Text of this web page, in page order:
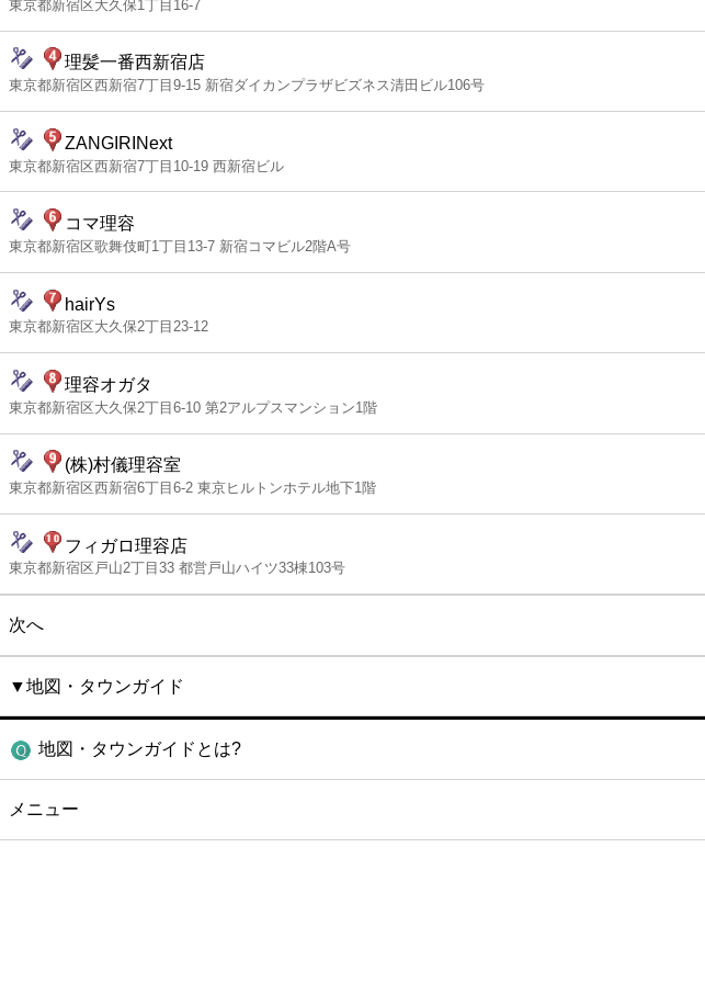
東京都新宿区大久保1丁目16-7
理髪一番西新宿店
東京都新宿区西新宿7丁目9-15 新宿ダイカンプラザビズネス清田ビル106号
ZANGIRINext
東京都新宿区西新宿7丁目10-19 西新宿ビル
コマ理容
東京都新宿区歌舞伎町1丁目13-7 新宿コマビル2階A号
hairYs
東京都新宿区大久保2丁目23-12
理容オガタ
東京都新宿区大久保2丁目6-10 第2アルプスマンション1階
(株)村儀理容室
東京都新宿区西新宿6丁目6-2 東京ヒルトンホテル地下1階
フィガロ理容店
東京都新宿区戸山2丁目33 都営戸山ハイツ33棟103号
次へ
▼地図・タウンガイド
地図・タウンガイドとは?
メニュー